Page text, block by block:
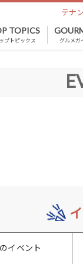
テナ
TOPICS
プトピックス グルメガ
のイベント